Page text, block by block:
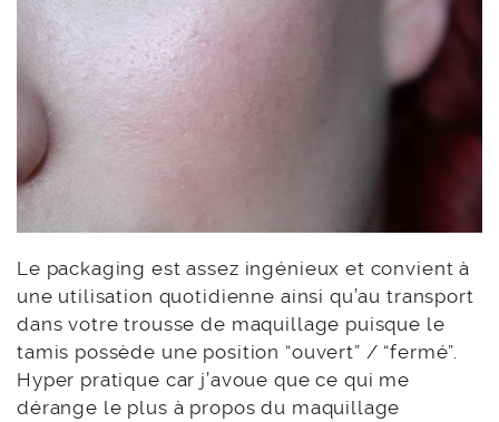
Le packaging est assez ingénieux et convient à
une utilisation quotidienne ainsi qu’au transport
dans votre trousse de maquillage puisque le
tamis possède une position “ouvert” / “fermé”.
Hyper pratique car j’avoue que ce qui me
dérange le plus à propos du maquillage